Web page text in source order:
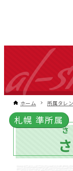
ホーム 所属タレ
札幌 準所属